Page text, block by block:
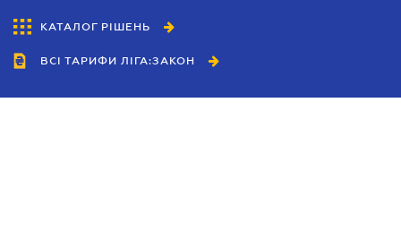
КАТАЛОГ РІШЕНЬ
ВСІ ТАРИФИ ЛІГА:ЗАКОН